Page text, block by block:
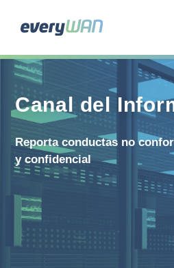
Canal del
Reporta conductas no
y confidencial